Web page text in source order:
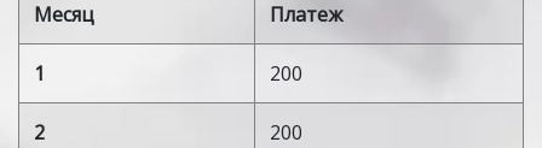
Месяц Платеж
1 200
2 200